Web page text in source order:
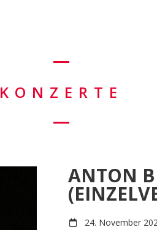
KONZERTE
ANTON
24. November